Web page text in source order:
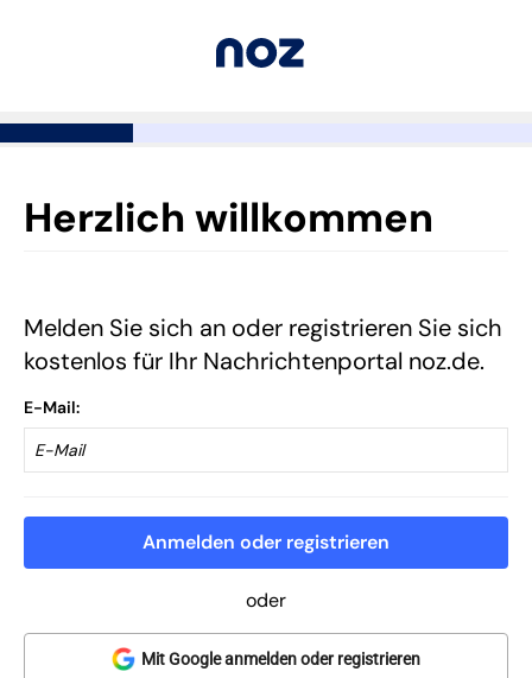
Herzlich willkommen
Melden Sie sich an oder registrieren Sie sich
kostenlos für Ihr Nachrichtenportal noz.de.
E-Mail
Anmelden oder registrieren
oder
Mit Google anmelden oder registrieren